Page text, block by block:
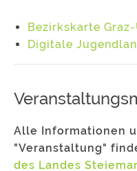
Bezirkskarte
Digitale
Alle Informationen
"Veranstaltung"
des Landes